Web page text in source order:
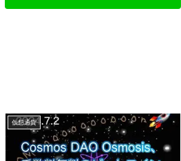
仮想通貨